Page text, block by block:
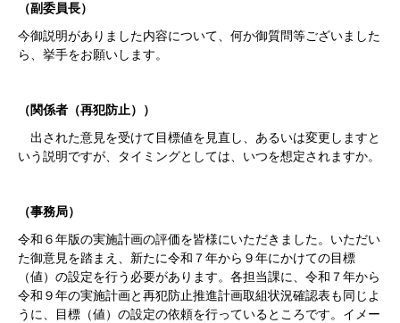
（副委員長）
今御説明がありました内容について、何か御質問等ございました
ら、挙手をお願いします。
（関係者（再犯防止））
出された意見を受けて目標値を見直し、あるいは変更しますと
いう説明ですが、タイミングとしては、いつを想定されますか。
（事務局）
令和６年版の実施計画の評価を皆様にいただきました。いただい
た御意見を踏まえ、新たに令和７年から９年にかけての目標
（値）の設定を行う必要があります。各担当課に、令和７年から
令和９年の実施計画と再犯防止推進計画取組状況確認表も同じよ
うに、目標（値）の設定の依頼を行っているところです。イメー